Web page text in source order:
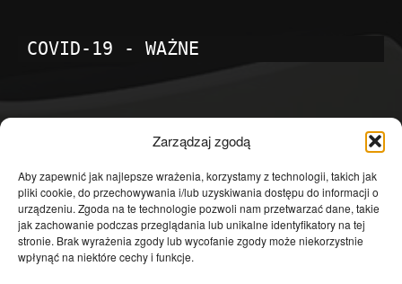
Zarządzaj zgodą
Aby zapewnić jak najlepsze wrażenia, korzystamy z technologii, takich jak
pliki cookie, do przechowywania i/lub uzyskiwania dostępu do informacji o
urządzeniu. Zgoda na te technologie pozwoli nam przetwarzać dane, takie
jak zachowanie podczas przeglądania lub unikalne identyfikatory na tej
stronie. Brak wyrażenia zgody lub wycofanie zgody może niekorzystnie
wpłynąć na niektóre cechy i funkcje.
COVID-19 - WAŻNE
Temat dnia
4601
Publicystyka
4363
Polityka
3639
Polska